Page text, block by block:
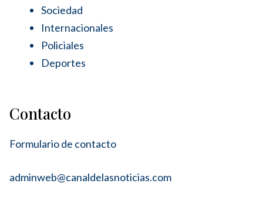
Sociedad
Internacionales
Policiales
Deportes
Contacto
Formulario de contacto
adminweb@canaldelasnoticias.com